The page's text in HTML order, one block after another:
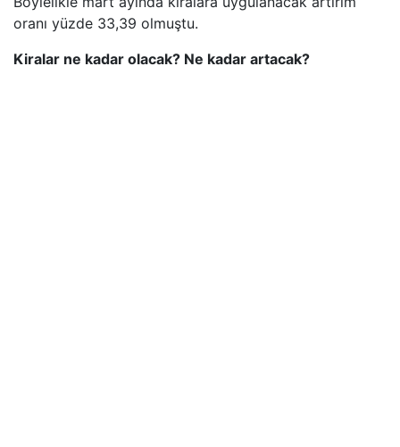
oranı yüzde 33,39 olmuştu.
Kiralar ne kadar olacak? Ne kadar artacak?